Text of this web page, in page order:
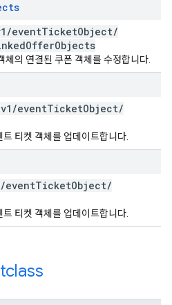
/eventTicketObject/
OfferObjects
체의 연결된 쿠폰 객체를 수정합니다.
v1 /eventTicketObject/
티켓 객체를 업데이트합니다.
/eventTicketObject/
티켓 객체를 업데이트합니다.